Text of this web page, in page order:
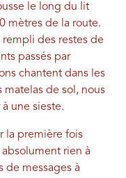
le long du lit
mètres de la route.
rempli des restes de
passés par
chantent dans les
matelas de sol, nous
une sieste.
la première fois
rien à
de messages à